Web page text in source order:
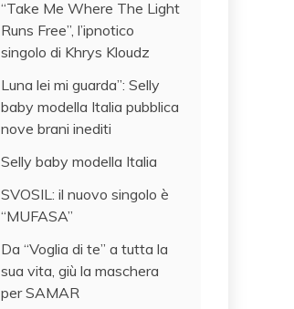
“Take Me Where The Light
Runs Free”, l’ipnotico
singolo di Khrys Kloudz
Luna lei mi guarda”: Selly
baby modella Italia pubblica
nove brani inediti
Selly baby modella Italia
SVOSIL: il nuovo singolo è
“MUFASA”
Da “Voglia di te” a tutta la
sua vita, giù la maschera
per SAMAR